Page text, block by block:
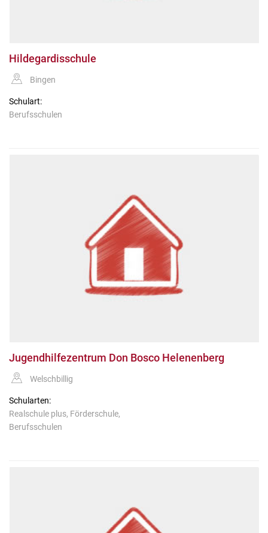
Hildegardisschule
Bingen
Schulart:
Berufsschulen
Jugendhilfezentrum Don Bosco Helenenberg
Welschbillig
Schularten:
Realschule plus, Förderschule,
Berufsschulen